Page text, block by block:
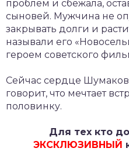
проблем и сбежала,
сыновей. Мужчина не
закрывать долги и
называли его
героем советского
Сейчас сердце
говорит, что мечтает
половинку.
Для тех кто
ЭКСКЛЮЗИВНЫЙ